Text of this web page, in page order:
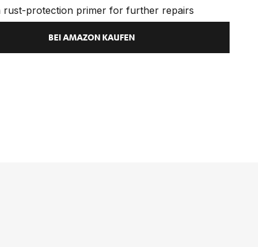
rust-protection primer for further repairs
BEI AMAZON KAUFEN